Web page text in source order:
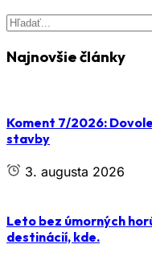
Najnovšie články
Koment 7/2026:
stavby
3. augusta 2026
Leto bez úmorných
destinácií, kde.